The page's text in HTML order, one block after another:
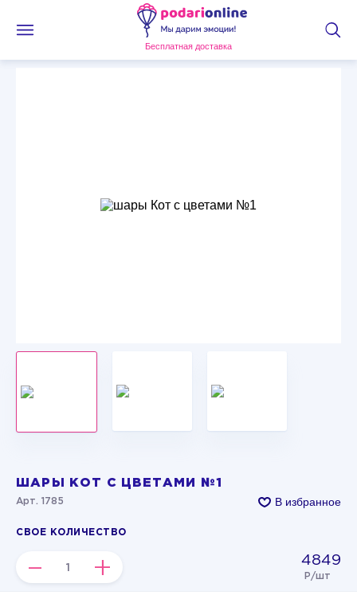
Бесплатная доставка
ШАРЫ КОТ С ЦВЕТАМИ №1
Арт. 1785 В избранное
СВОЕ КОЛИЧЕСТВО
– + 4849
Р/шт